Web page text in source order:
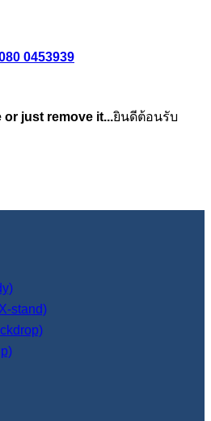
0453939
just remove it...ยินดีต้อนรับ
stand)